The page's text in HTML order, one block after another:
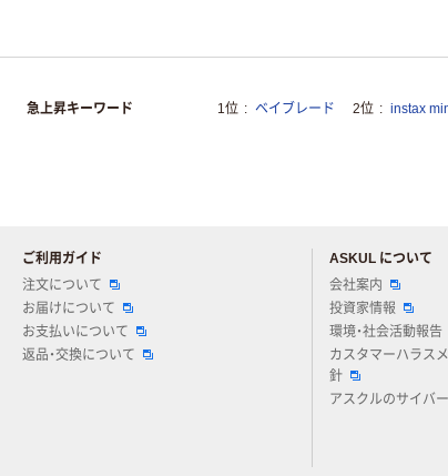
急上昇キーワード 1位 ベイブレード 2位 instax
ご利用ガイド
注文について
お届けについて
お支払いについて
返品・交換について
ASKUL について
会社案内
投資家情報
環境・社会活動報告
カスタマーハラス
針
アスクルのサイバ